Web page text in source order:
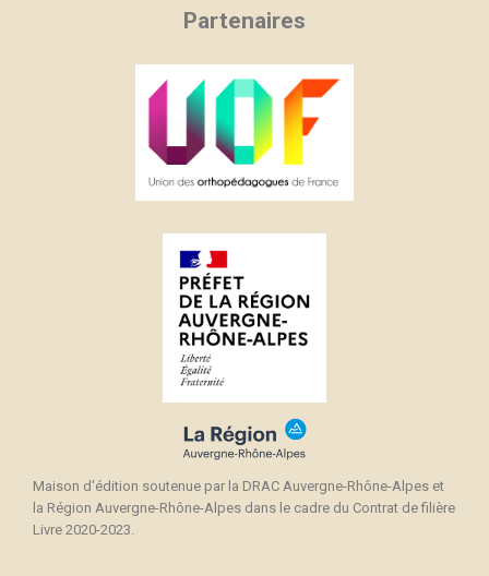
Partenaires
Maison d'édition soutenue par la DRAC Auvergne-Rhône-Alpes et
la Région Auvergne-Rhône-Alpes dans le cadre du Contrat de filière
Livre 2020-2023.